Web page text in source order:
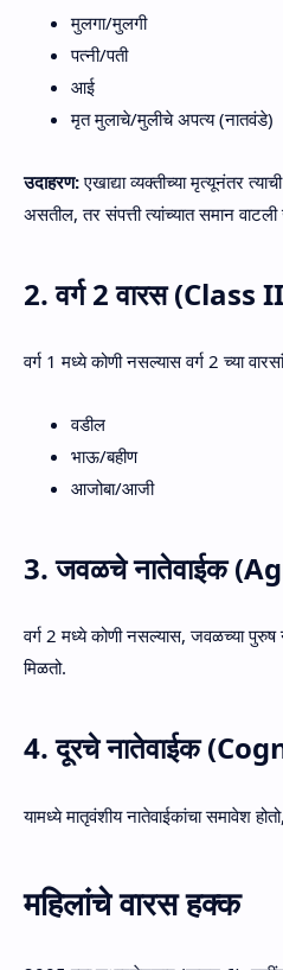
मुलगा/मुलगी
पत्नी/पती
आई
मृत मुलाचे/मुलीचे अपत्य (नातवंडे)
उदाहरण:एखाद्या व्यक्तीच्या मृत्यूनंतर
असतील, तर संपत्ती त्यांच्यात समान
2. वर्ग 2 वारस (Class
वर्ग 1 मध्ये कोणी नसल्यास वर्ग 2 च्या
वडील
भाऊ/बहीण
आजोबा/आजी
3. जवळचे नातेवाईक
वर्ग 2 मध्ये कोणी नसल्यास, जवळच्या
मिळतो.
4. दूरचे नातेवाईक
यामध्ये मातृवंशीय नातेवाईकांचा समावेश
महिलांचे वारस हक्क